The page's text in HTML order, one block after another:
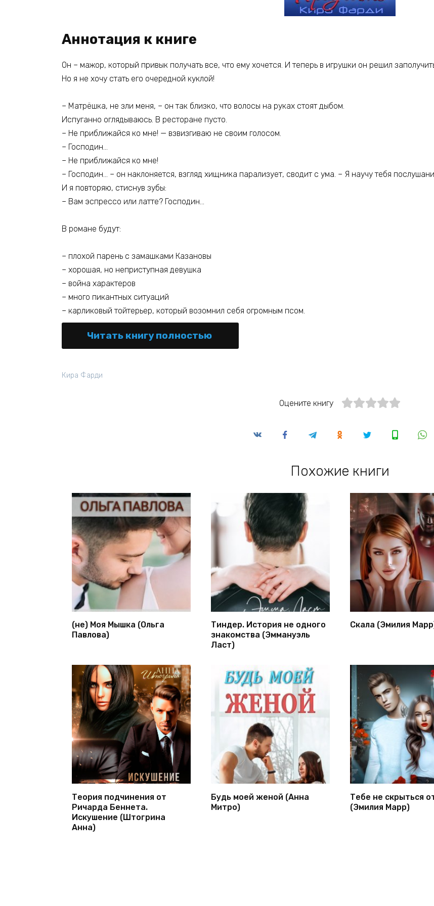
Аннотация к книге
Он – мажор, который привык получать все, что ему хочется. И теперь в игрушки он решил
Но я не хочу стать его очередной куклой!
– Матрёшка, не зли меня, – он так близко, что волосы на руках стоят дыбом.
Испуганно оглядываюсь. В ресторане пусто.
– Не приближайся ко мне! — взвизгиваю не своим голосом.
– Господин…
– Не приближайся ко мне!
– Господин… – он наклоняется, взгляд хищника парализует, сводит с ума. – Я научу тебя
И я повторяю, стиснув зубы:
– Вам эспрессо или латте? Господин…
В романе будут:
– плохой парень с замашками Казановы
– хорошая, но неприступная девушка
– война характеров
– много пикантных ситуаций
– карликовый тойтерьер, который возомнил себя огромным псом.
Читать книгу полностью
Кира Фарди
Оцените книгу
Похожие книги
(не) Моя Мышка (Ольга
Павлова)
Тиндер. История не одного
знакомства (Эммануэль
Ласт)
Скала (Эмилия
Теория подчинения от
Ричарда Беннета.
Искушение (Штогрина
Анна)
Будь моей женой (Анна
Митро)
Тебе не скрыться
(Эмилия Марр)